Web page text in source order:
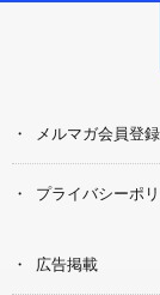
メルマガ会員登録
プライバシーポ
広告掲載